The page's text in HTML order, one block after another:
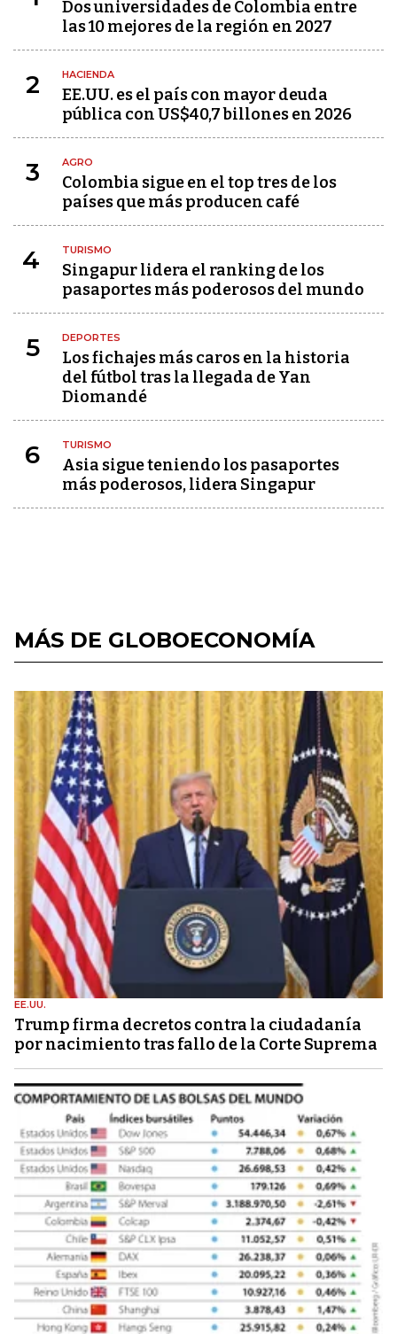
Dos universidades de Colombia entre
las 10 mejores de la región en 2027
2 HACIENDA
EE.UU. es el país con mayor deuda
pública con US$40,7 billones en 2026
3 AGRO
Colombia sigue en el top tres de los
países que más producen café
4 TURISMO
Singapur lidera el ranking de los
pasaportes más poderosos del mundo
5 DEPORTES
Los fichajes más caros en la historia
del fútbol tras la llegada de Yan
Diomandé
6 TURISMO
Asia sigue teniendo los pasaportes
más poderosos, lidera Singapur
MÁS DE GLOBOECONOMÍA
EE.UU.
Trump firma decretos contra la ciudadanía
por nacimiento tras fallo de la Corte Suprema